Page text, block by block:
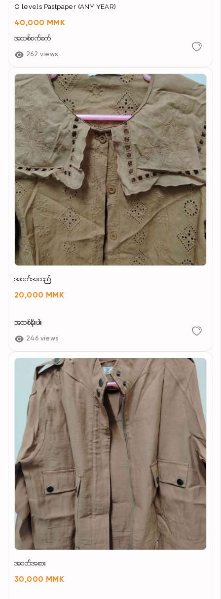
O levels Pastpaper (ANY YEAR)
40,000 MMK
အသစ်စက်စက်
262 views
အဝတ်အထည်
20,000 MMK
အသစ်နီးပါး
246 views
အဝတ်အစား
30,000 MMK